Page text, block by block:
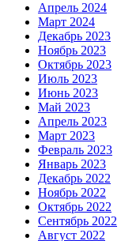
Апрель 2024
Март 2024
Декабрь 2023
Ноябрь 2023
Октябрь 2023
Июль 2023
Июнь 2023
Май 2023
Апрель 2023
Март 2023
Февраль 2023
Январь 2023
Декабрь 2022
Ноябрь 2022
Октябрь 2022
Сентябрь 2022
Август 2022